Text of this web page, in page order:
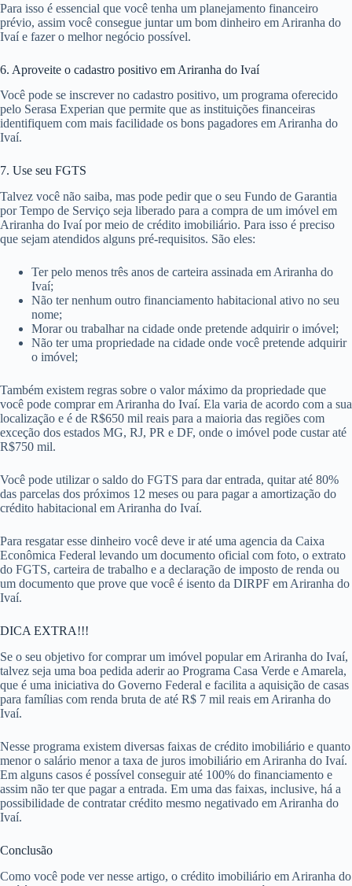
Para isso é essencial que você tenha um planejamento financeiro
prévio, assim você consegue juntar um bom dinheiro em Ariranha do
Ivaí e fazer o melhor negócio possível.
6. Aproveite o cadastro positivo em Ariranha do Ivaí
Você pode se inscrever no cadastro positivo, um programa oferecido
pelo Serasa Experian que permite que as instituições financeiras
identifiquem com mais facilidade os bons pagadores em Ariranha do
Ivaí.
7. Use seu FGTS
Talvez você não saiba, mas pode pedir que o seu Fundo de Garantia
por Tempo de Serviço seja liberado para a compra de um imóvel em
Ariranha do Ivaí por meio de crédito imobiliário. Para isso é preciso
que sejam atendidos alguns pré-requisitos. São eles:
Ter pelo menos três anos de carteira assinada em Ariranha do
Ivaí;
Não ter nenhum outro financiamento habitacional ativo no seu
nome;
Morar ou trabalhar na cidade onde pretende adquirir o imóvel;
Não ter uma propriedade na cidade onde você pretende adquirir
o imóvel;
Também existem regras sobre o valor máximo da propriedade que
você pode comprar em Ariranha do Ivaí. Ela varia de acordo com a sua
localização e é de R$650 mil reais para a maioria das regiões com
exceção dos estados MG, RJ, PR e DF, onde o imóvel pode custar até
R$750 mil.
Você pode utilizar o saldo do FGTS para dar entrada, quitar até 80%
das parcelas dos próximos 12 meses ou para pagar a amortização do
crédito habitacional em Ariranha do Ivaí.
Para resgatar esse dinheiro você deve ir até uma agencia da Caixa
Econômica Federal levando um documento oficial com foto, o extrato
do FGTS, carteira de trabalho e a declaração de imposto de renda ou
um documento que prove que você é isento da DIRPF em Ariranha do
Ivaí.
DICA EXTRA!!!
Se o seu objetivo for comprar um imóvel popular em Ariranha do Ivaí,
talvez seja uma boa pedida aderir ao Programa Casa Verde e Amarela,
que é uma iniciativa do Governo Federal e facilita a aquisição de casas
para famílias com renda bruta de até R$ 7 mil reais em Ariranha do
Ivaí.
Nesse programa existem diversas faixas de crédito imobiliário e quanto
menor o salário menor a taxa de juros imobiliário em Ariranha do Ivaí.
Em alguns casos é possível conseguir até 100% do financiamento e
assim não ter que pagar a entrada. Em uma das faixas, inclusive, há a
possibilidade de contratar crédito mesmo negativado em Ariranha do
Ivaí.
Conclusão
Como você pode ver nesse artigo, o crédito imobiliário em Ariranha do